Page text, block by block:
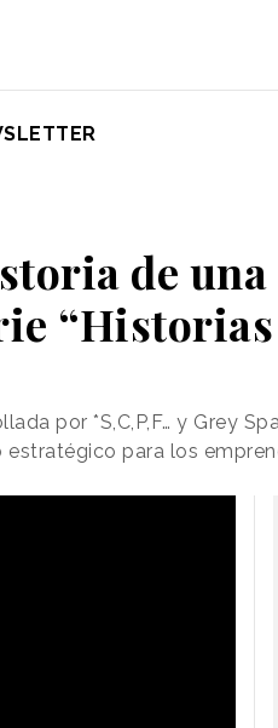
de
por *S,C,P,F… y Grey
para los